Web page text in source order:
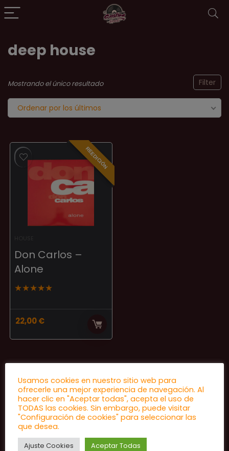
deep house
Filter
Mostrando el único resultado
Ordenar por los últimos
REEDICIÓN
Don Carlos –
Alone
★★★★★
22,00€
Usamos cookies en nuestro sitio web para
ofrecerle una mejor experiencia de navegación. Al
hacer clic en "Aceptar todas", acepta el uso de
TODAS las cookies. Sin embargo, puede visitar
"Configuración de cookies" para seleccionar las
que desea.
Ajuste Cookies Aceptar Todas